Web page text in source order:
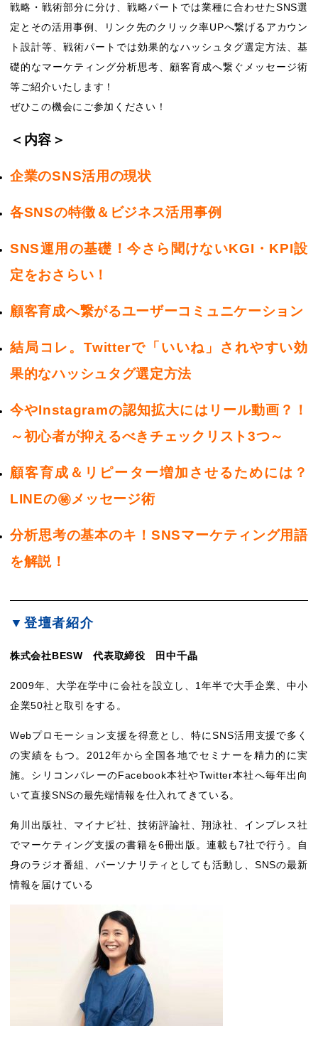
戦略・戦術部分に分け、戦略パートでは業種に合わせたSNS選
定とその活用事例、リンク先のクリック率UPへ繋げるアカウン
ト設計等、戦術パートでは効果的なハッシュタグ選定方法、基
礎的なマーケティング分析思考、顧客育成へ繋ぐメッセージ術
等ご紹介いたします！
ぜひこの機会にご参加ください！
＜内容＞
企業のSNS活用の現状
各SNSの特徴＆ビジネス活用事例
SNS運用の基礎！今さら聞けないKGI・KPI設
定をおさらい！
顧客育成へ繋がるユーザーコミュニケーション
結局コレ。Twitterで「いいね」されやすい効
果的なハッシュタグ選定方法
今やInstagramの認知拡大にはリール動画？！
～初心者が抑えるべきチェックリスト3つ～
顧客育成＆リピーター増加させるためには？
LINEの㊙メッセージ術
分析思考の基本のキ！SNSマーケティング用語
を解説！
▼登壇者紹介
株式会社BESW 代表取締役 田中千晶
2009年、大学在学中に会社を設立し、1年半で大手企業、中小
企業50社と取引をする。
Webプロモーション支援を得意とし、特にSNS活用支援で多く
の実績をもつ。2012年から全国各地でセミナーを精力的に実
施。シリコンバレーのFacebook本社やTwitter本社へ毎年出向
いて直接SNSの最先端情報を仕入れてきている。
角川出版社、マイナビ社、技術評論社、翔泳社、インプレス社
でマーケティング支援の書籍を6冊出版。連載も7社で行う。自
身のラジオ番組、パーソナリティとしても活動し、SNSの最新
情報を届けている